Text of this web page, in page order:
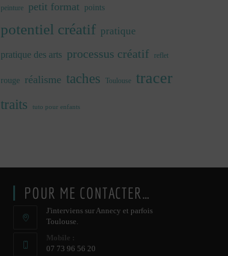
peinture petit format points
potentiel créatif pratique
pratique des arts processus créatif reflet
rouge réalisme taches Toulouse tracer
traits tuto pour enfants
POUR ME CONTACTER…
J'interviens sur Annecy et parfois
Toulouse.
Mobile :
07 73 96 56 20